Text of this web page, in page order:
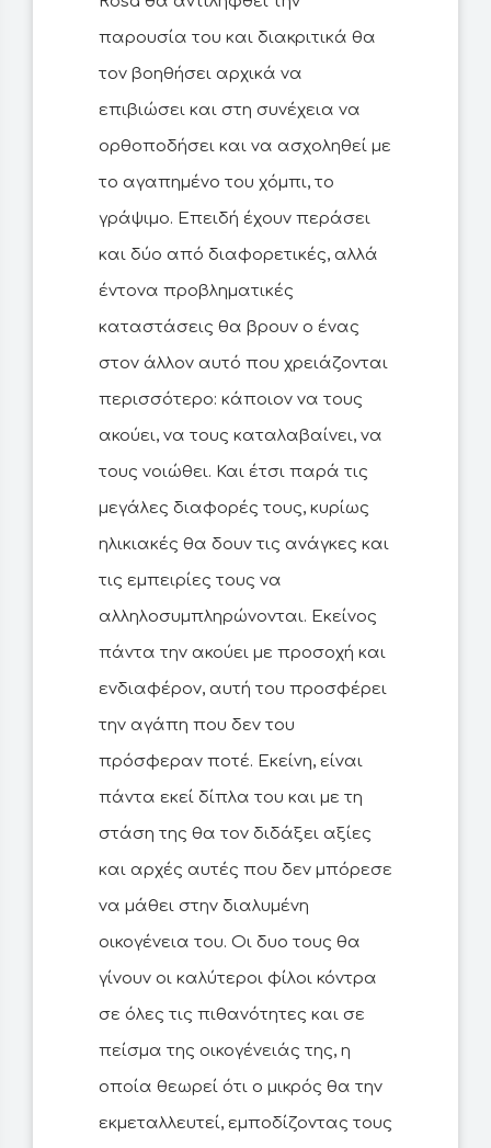
παρουσία του και διακριτικά θα
τον βοηθήσει αρχικά να
επιβιώσει και στη συνέχεια να
ορθοποδήσει και να ασχοληθεί με
το αγαπημένο του χόμπι, το
γράψιμο. Επειδή έχουν περάσει
και δύο από διαφορετικές, αλλά
έντονα προβληματικές
καταστάσεις θα βρουν ο ένας
στον άλλον αυτό που χρειάζονται
περισσότερο: κάποιον να τους
ακούει, να τους καταλαβαίνει, να
τους νοιώθει. Και έτσι παρά τις
μεγάλες διαφορές τους, κυρίως
ηλικιακές θα δουν τις ανάγκες και
τις εμπειρίες τους να
αλληλοσυμπληρώνονται. Εκείνος
πάντα την ακούει με προσοχή και
ενδιαφέρον, αυτή του προσφέρει
την αγάπη που δεν του
πρόσφεραν ποτέ. Εκείνη, είναι
πάντα εκεί δίπλα του και με τη
στάση της θα τον διδάξει αξίες
και αρχές αυτές που δεν μπόρεσε
να μάθει στην διαλυμένη
οικογένεια του. Οι δυο τους θα
γίνουν οι καλύτεροι φίλοι κόντρα
σε όλες τις πιθανότητες και σε
πείσμα της οικογένειάς της, η
οποία θεωρεί ότι ο μικρός θα την
εκμεταλλευτεί, εμποδίζοντας τους